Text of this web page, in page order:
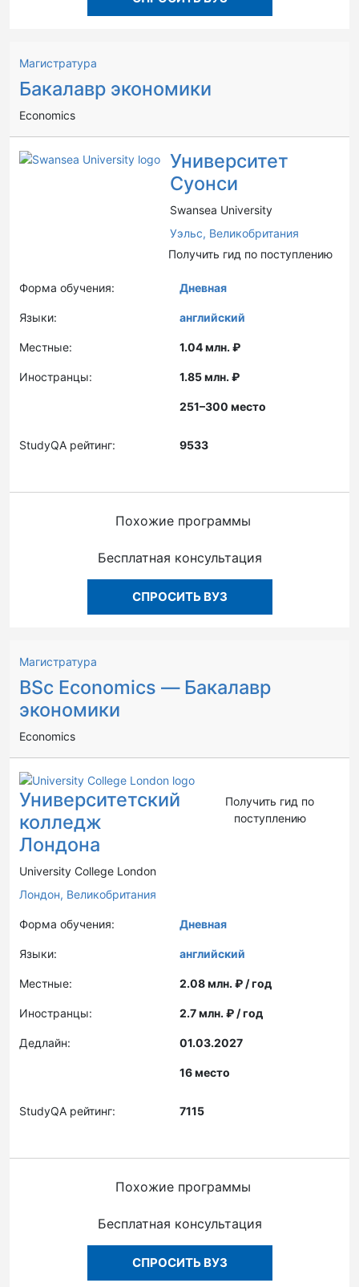
Магистратура
Бакалавр экономики
Economics
Университет
Суонси
Swansea University
Уэльс, Великобритания
Получить гид по поступлению
Форма обучения: Дневная
Языки: английский
Местные: 1.04 млн. ₽
Иностранцы: 1.85 млн. ₽
251–300 место
StudyQA рейтинг: 9533
Похожие программы
Бесплатная консультация
СПРОСИТЬ ВУЗ
Магистратура
BSc Economics — Бакалавр
экономики
Economics
Университетский
колледж
Лондона
University College London
Лондон, Великобритания
Получить гид по
поступлению
Форма обучения: Дневная
Языки: английский
Местные: 2.08 млн. ₽ / год
Иностранцы: 2.7 млн. ₽ / год
Дедлайн: 01.03.2027
16 место
StudyQA рейтинг: 7115
Похожие программы
Бесплатная консультация
СПРОСИТЬ ВУЗ